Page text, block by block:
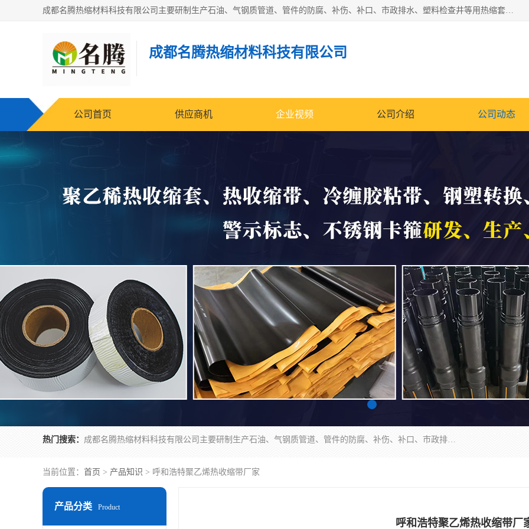
成都名腾热缩材料科技有限公司​主要研制生产石油、气钢质管道、管件的防腐、补伤、补口、市政排水、塑料检查井等用热缩套及市政排水管道不锈钢卡箍。产品包含：不锈钢卡箍、钢塑转换、光固化套、聚乙烯热收缩带、聚乙烯热收缩套、冷缠胶粘带、热收缩套、热收缩带、热收缩缠绕带、防腐热收缩带、热缩缠绕带、热缩套、热缩带等。
成都名腾热缩材料科技有限公司
公司首页 供应商机 企业视频 公司介绍 公司动态
热门搜索： 成都名腾热缩材料科技有限公司​主要研制生产石油、气钢质管道、管件的防腐、补伤、补口、市政排水、塑料检查井等用热缩套及市政排水管道不锈钢卡箍。产品包含：不锈钢卡箍、钢塑转换、光固化套、聚乙烯热收缩带、聚乙烯热收缩套、冷缠胶粘带、热收缩套、热收缩带、热收缩缠绕带、防腐热收缩带、热缩缠绕带、热缩套、热缩带等。
当前位置： 首页 > 产品知识 > 呼和浩特聚乙烯热收缩带厂家
产品分类 Product
呼和浩特聚乙烯热收缩带厂